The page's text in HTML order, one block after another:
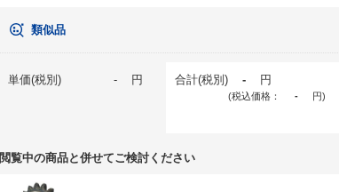
類似品
単価(税別) - 円 合計(税別) - 円
(税込価格： - 円)
閲覧中の商品と併せてご検討ください